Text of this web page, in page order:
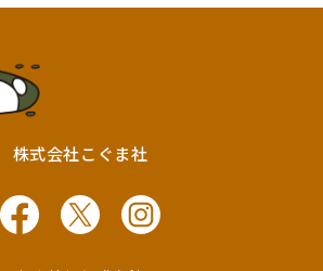
株式会社こぐま社